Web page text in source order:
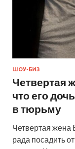
ШОУ-БИЗ
Четвертая
что его
в тюрьму
Четвертая жена
рада посадить